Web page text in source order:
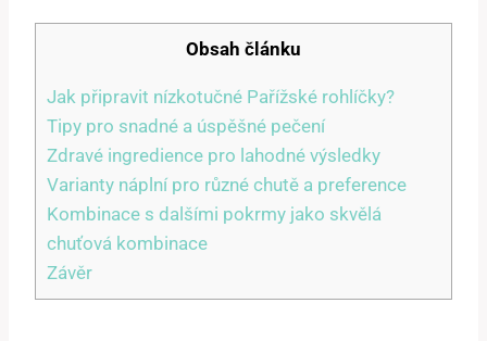
Obsah článku
Jak připravit nízkotučné Pařížské rohlíčky?
Tipy pro snadné a úspěšné pečení
Zdravé ingredience pro lahodné výsledky
Varianty náplní pro různé chutě a preference
Kombinace s dalšími pokrmy jako skvělá
chuťová kombinace
Závěr